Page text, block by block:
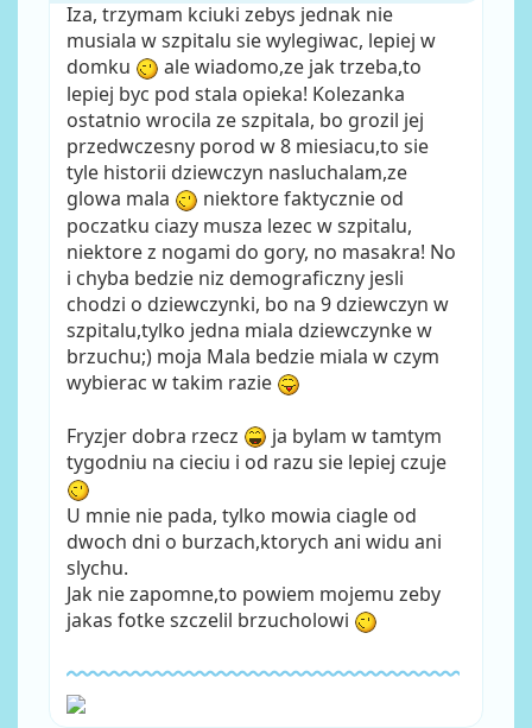
Iza, trzymam kciuki zebys jednak nie
musiala w szpitalu sie wylegiwac, lepiej w
domku
ale wiadomo,ze jak trzeba,to
lepiej byc pod stala opieka! Kolezanka
ostatnio wrocila ze szpitala, bo grozil jej
przedwczesny porod w 8 miesiacu,to sie
tyle historii dziewczyn nasluchalam,ze
glowa mala
niektore faktycznie od
poczatku ciazy musza lezec w szpitalu,
niektore z nogami do gory, no masakra! No
i chyba bedzie niz demograficzny jesli
chodzi o dziewczynki, bo na 9 dziewczyn w
szpitalu,tylko jedna miala dziewczynke w
brzuchu;) moja Mala bedzie miala w czym
wybierac w takim razie
Fryzjer dobra rzecz
ja bylam w tamtym
tygodniu na cieciu i od razu sie lepiej czuje
U mnie nie pada, tylko mowia ciagle od
dwoch dni o burzach,ktorych ani widu ani
slychu.
Jak nie zapomne,to powiem mojemu zeby
jakas fotke szczelil brzucholowi